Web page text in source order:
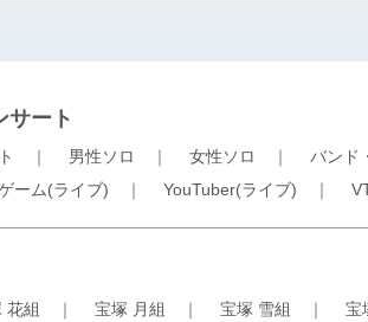
サート
｜ 男性ソロ ｜ 女性ソロ ｜ バンド
ーム(ライブ) ｜ YouTuber(ライブ) ｜
花組 ｜ 宝塚 月組 ｜ 宝塚 雪組 ｜ 宝